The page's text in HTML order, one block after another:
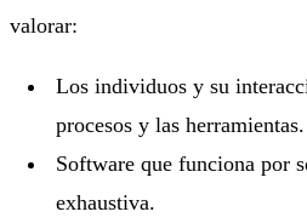
valorar:
Los individuos y su
procesos y las herramientas.
Software que funciona por
exhaustiva.